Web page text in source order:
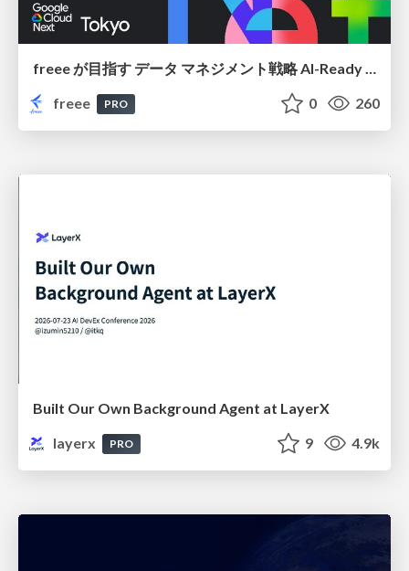
freee が目指す データ マネジメント戦略 AI-Ready 時代を支える 攻めのガバナンスとは
freee
PRO 0 260
Built Our Own Background Agent at LayerX
layerx
PRO 9 4.9k